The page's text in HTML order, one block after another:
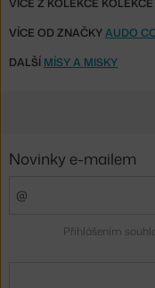
VÍCE Z KOLEKCE
VÍCE OD ZNAČKYAUDO
DALŠÍ MÍSY A MISKY
Novinky e-mailem
Přihlášením